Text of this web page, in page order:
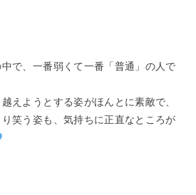
で、一番弱くて一番「普通」の人で
えようとする姿がほんとに素敵で、
笑う姿も、気持ちに正直なところが